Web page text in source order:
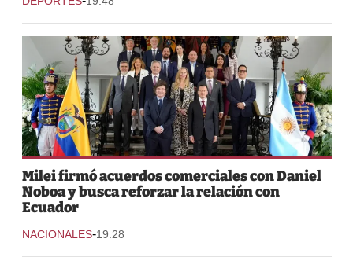
Milei firmó acuerdos comerciales con Daniel
Noboa y busca reforzar la relación con
Ecuador
NACIONALES-19:28